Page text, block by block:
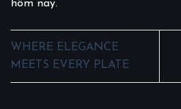
hôm nay.
WHERE ELEGANCE
MEETS EVERY PLATE